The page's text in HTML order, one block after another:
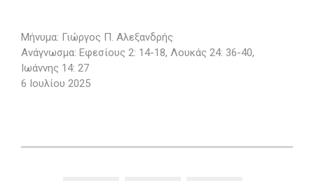
Μήνυμα: Γιώργος Π. Αλεξανδρής
Ανάγνωσμα: Εφεσίους 2: 14-18, Λουκάς 24: 36-40,
Ιωάννης 14: 27
6 Ιουλίου 2025